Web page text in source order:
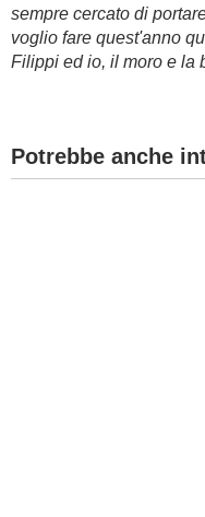
sempre cercato di
voglio fare quest'anno
Filippi ed io, il moro e la
Potrebbe anche